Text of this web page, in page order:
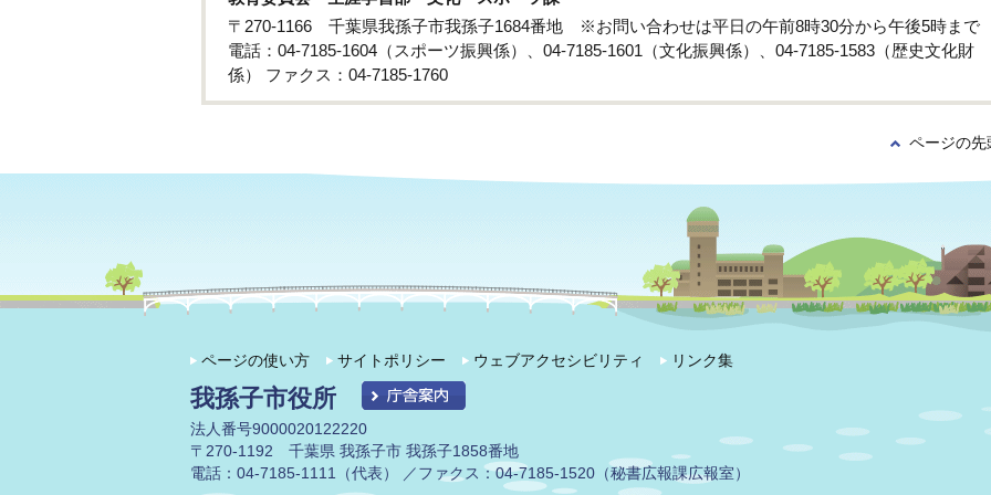
〒270-1166 千葉県我孫子市我孫子1684番地 ※お問い合わせは平日の午前8時30分から午後5時まで
電話：04-7185-1604（スポーツ振興係）、04-7185-1601（文化振興係）、04-7185-1583（歴史文化財
係） ファクス：04-7185-1760
ページの先
ページの使い方 サイトポリシー ウェブアクセシビリティ リンク集
我孫子市役所
法人番号9000020122220
〒270-1192 千葉県 我孫子市 我孫子1858番地
電話：04-7185-1111（代表） ／ファクス：04-7185-1520（秘書広報課広報室）